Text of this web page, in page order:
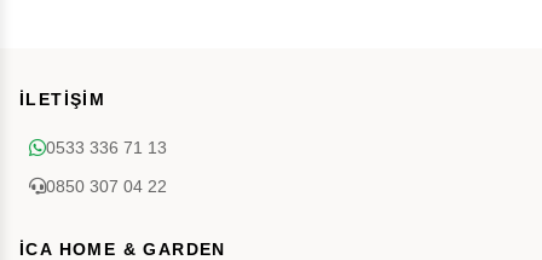
İLETİŞİM
0533 336 71 13
0850 307 04 22
İCA HOME & GARDEN